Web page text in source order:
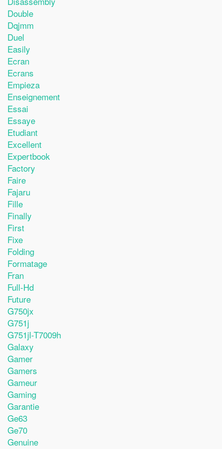
Double
Dqjmm
Duel
Easily
Ecran
Ecrans
Empieza
Enseignement
Essai
Essaye
Etudiant
Excellent
Expertbook
Factory
Faire
Fajaru
Fille
Finally
First
Fixe
Folding
Formatage
Fran
Full-Hd
Future
G750jx
G751j
G751jl-T7009h
Galaxy
Gamer
Gamers
Gameur
Gaming
Garantie
Ge63
Ge70
Genuine